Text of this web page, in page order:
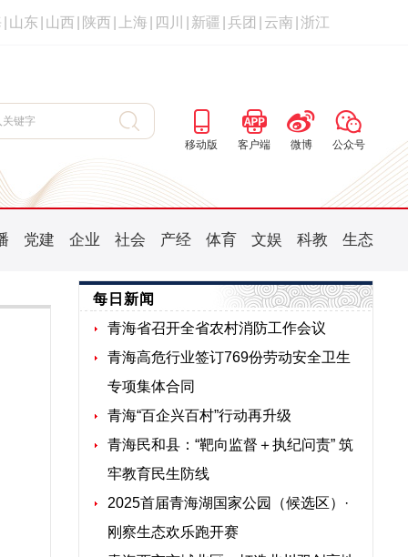
山东 山西 陕西 上海 四川 新疆 兵团 云南 浙江
移动版 客户端 微博 公众号
党建 企业 社会 产经 体育 文娱 科教 生态
每日新闻
青海省召开全省农村消防工作会议
青海高危行业签订769份劳动安全卫生
专项集体合同
青海“百企兴百村”行动再升级
青海民和县：“靶向监督＋执纪问责” 筑
牢教育民生防线
2025首届青海湖国家公园（候选区）·
刚察生态欢乐跑开赛